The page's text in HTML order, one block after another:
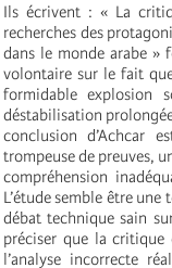
Ils écrivent : « La
recherches des
dans le monde arabe »
volontaire sur le fait
formidable explosion
déstabilisation
conclusion d’Achcar
trompeuse de preuves,
compréhension
L’étude semble être
débat technique sain
préciser que la critique
l’analyse incorrecte